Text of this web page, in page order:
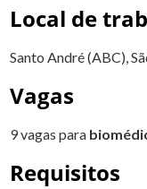
Local de
Santo André (ABC),
Vagas
9 vagas para
Requisitos